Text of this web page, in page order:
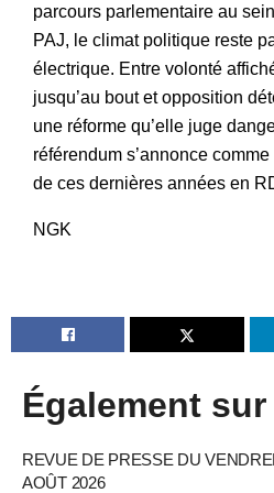
parcours parlementaire au
PAJ, le climat politique reste
électrique. Entre volonté
jusqu’au bout et opposition
une réforme qu’elle juge
référendum s’annonce
de ces dernières années en
NGK
Également
REVUE DE PRESSE DU
AOÛT 2026